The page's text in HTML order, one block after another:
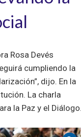
Rosa Devés
cumpliendo la
dijo. En la
La charla
la Paz y el Diálogo.